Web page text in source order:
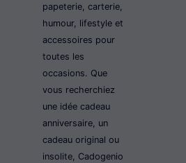
papeterie, carterie,
humour, lifestyle et
accessoires pour
toutes les
occasions. Que
vous recherchiez
une idée cadeau
anniversaire, un
cadeau original ou
insolite, Cadogenio